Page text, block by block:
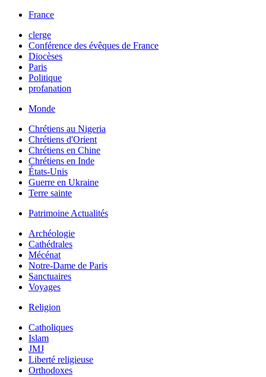
France
clerge
Conférence des évêques de France
Diocèses
Paris
Politique
profanation
Monde
Chrétiens au Nigeria
Chrétiens d'Orient
Chrétiens en Chine
Chrétiens en Inde
États-Unis
Guerre en Ukraine
Terre sainte
Patrimoine Actualités
Archéologie
Cathédrales
Mécénat
Notre-Dame de Paris
Sanctuaires
Voyages
Religion
Catholiques
Islam
JMJ
Liberté religieuse
Orthodoxes